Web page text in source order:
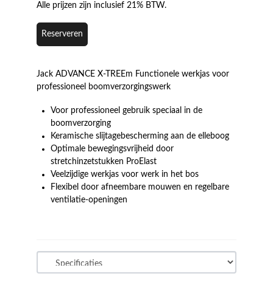
Alle prijzen zijn inclusief 21% BTW.
Reserveren
Jack ADVANCE X-TREEm Functionele werkjas voor
professioneel boomverzorgingswerk
Voor professioneel gebruik speciaal in de
boomverzorging
Keramische slijtagebescherming aan de elleboog
Optimale bewegingsvrijheid door
stretchinzetstukken ProElast
Veelzijdige werkjas voor werk in het bos
Flexibel door afneembare mouwen en regelbare
ventilatie-openingen